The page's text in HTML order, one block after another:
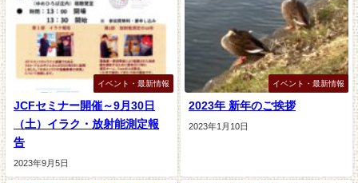
イベント・最新情報
JCFセミナー開催～9月30日
（土）イラク・放射能測定報
告
2023年9月5日
イベント・最新情報
2023年 新年のご挨拶
2023年1月10日